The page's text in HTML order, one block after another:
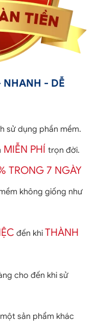
NHANH - DỄ
sử dụng phần mềm.
MIỄN PHÍ trọn đời.
TRONG 7 NGÀY
không giống như
đến khi THÀNH
cho đến khi sử
sản phẩm khác